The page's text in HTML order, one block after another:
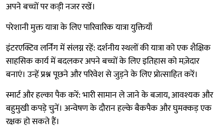
अपने बच्चों पर कड़ी नजर रखें।
परेशानी मुक्त यात्रा के लिए पारिवारिक यात्रा युक्तियाँ
इंटरएक्टिव लर्निंग में संलग्न रहें: दर्शनीय स्थलों की यात्रा को एक शैक्षिक
साहसिक कार्य में बदलकर अपने बच्चों के लिए इतिहास को मज़ेदार
बनाएं। उन्हें प्रश्न पूछने और परिवेश से जुड़ने के लिए प्रोत्साहित करें।
स्मार्ट और हल्का पैक करें: भारी सामान ले जाने के बजाय, आवश्यक और
बहुमुखी कपड़े चुनें। अन्वेषण के दौरान हल्के बैकपैक और घुमक्कड़ एक
रक्षक हो सकते हैं।